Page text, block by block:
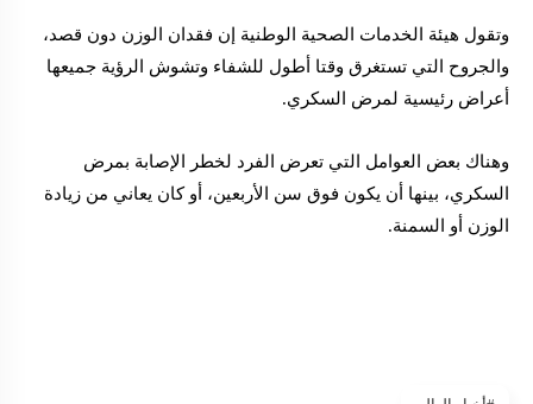
وتقول هيئة الخدمات الصحية الوطنية إن فقدان الوزن دون قصد،
والجروح التي تستغرق وقتا أطول للشفاء وتشوش الرؤية جميعها
أعراض رئيسية لمرض السكري.
وهناك بعض العوامل التي تعرض الفرد لخطر الإصابة بمرض
السكري، بينها أن يكون فوق سن الأربعين، أو كان يعاني من زيادة
الوزن أو السمنة.